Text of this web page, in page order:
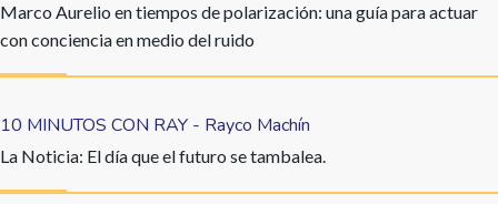
Marco Aurelio en tiempos de polarización: una guía para actuar
con conciencia en medio del ruido
10 MINUTOS CON RAY - Rayco Machín
La Noticia: El día que el futuro se tambalea.